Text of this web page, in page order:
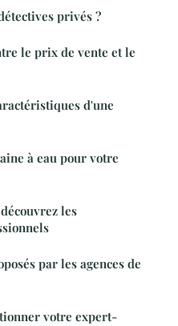
privés ?
le prix de vente et le
d'une
à eau pour votre
les
par les agences de
votre expert-